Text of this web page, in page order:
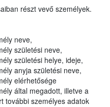
részt vevő személyek.
neve,
születési neve,
születési helye, ideje,
anyja születési neve,
elérhetősége
által megadott, illetve a
további személyes adatok